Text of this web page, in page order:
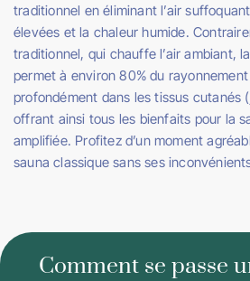
traditionnel en éliminant l’air
élevées et la chaleur humide.
traditionnel, qui chauffe l’air ambiant,
permet à environ 80% du
profondément dans les tissus cutanés
offrant ainsi tous les bienfaits pour la
amplifiée. Profitez d’un moment
sauna classique sans ses
Comment se passe